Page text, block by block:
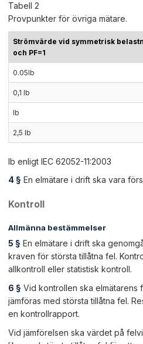
Tabell 2
Provpunkter för övriga mätare.
Strömvärde vid symmetrisk
och PF=1
0.05Ib
0,1 Ib
Ib
2,5 Ib
Ib enligt IEC 62052-11:2003
4 § En elmätare i drift ska vara
Kontroll
Allmänna bestämmelser
5 § En elmätare i drift ska
kraven för största tillåtna fel.
allkontroll eller statistisk kontroll.
6 § Vid kontrollen ska elmätarens
jämföras med största tillåtna fel.
en kontrollrapport.
Vid jämförelsen ska värdet på